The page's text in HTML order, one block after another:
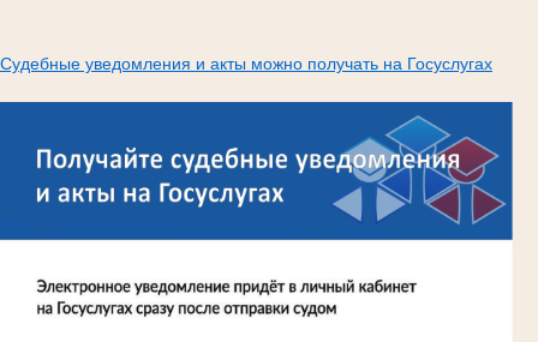
Судебные уведомления и акты можно получать на Госуслугах